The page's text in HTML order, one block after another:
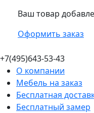
Ваш товар
Оформить заказ
+7(495)643-53-43
О компании
Мебель на заказ
Бесплатная
Бесплатный замер